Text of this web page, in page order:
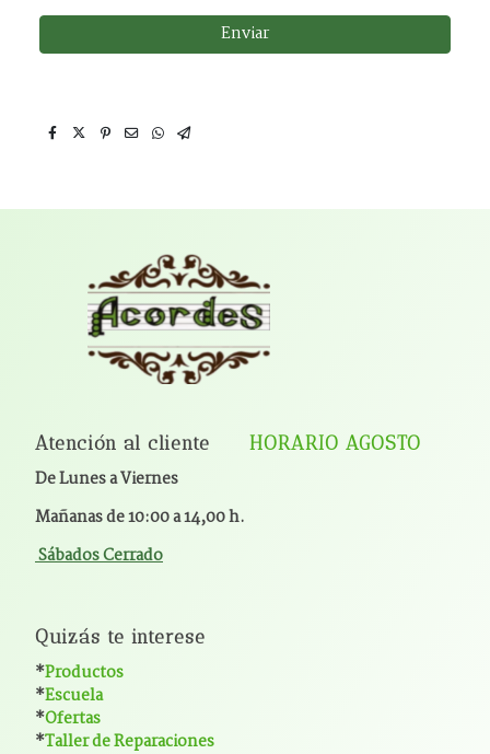
Enviar
Atención al cliente HORARIO AGOSTO
De Lunes a Viernes
Mañanas de 10:00 a 14,00 h.
Sábados Cerrado
Quizás te interese
*Productos
*Escuela
*Ofertas
*Taller de Reparaciones